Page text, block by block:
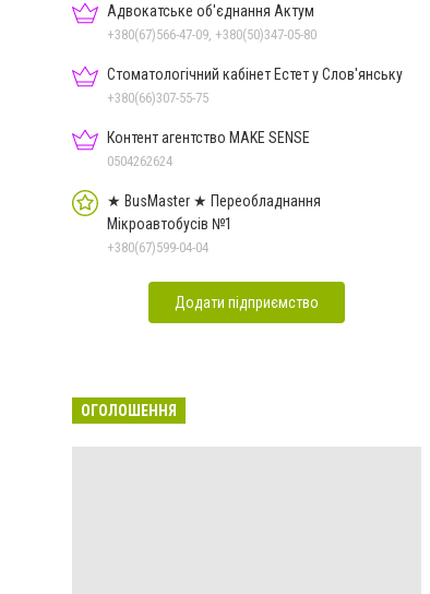
Адвокатське об'єднання Актум
+380(67)566-47-09, +380(50)347-05-80
Стоматологічний кабінет Естет у Слов'янську
+380(66)307-55-75
Контент агентство MAKE SENSE
0504262624
★ BusMaster ★ Переобладнання
Мікроавтобусів №1
+380(67)599-04-04
Додати підприємство
ОГОЛОШЕННЯ